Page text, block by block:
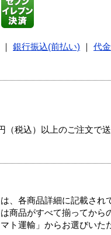
銀行振込(前払い) 代
税込）以上のご注文で送
、各商品詳細に記載され
商品がすべて揃ってから
ト運輸」からお選びいた